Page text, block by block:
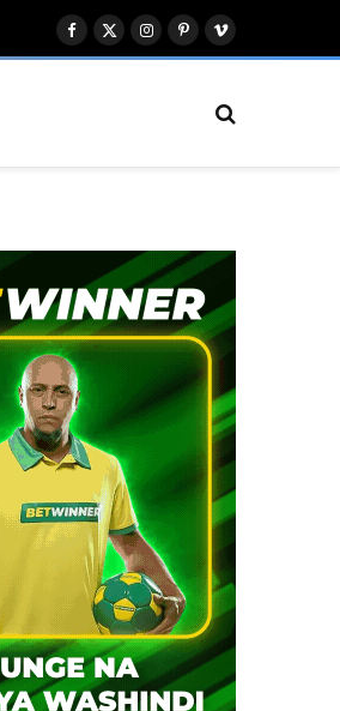
Facebook
X
(Twitter)
Instagram
Pinterest
Vimeo